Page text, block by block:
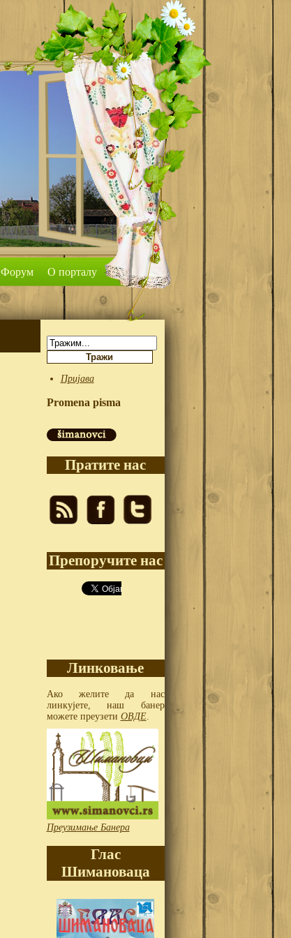
Форум О порталу
Пријава
Promena pisma
Пратите нас
Препоручите нас
Линковање
Ако желите да нас
линкујете, наш банер
можете преузети ОВДЕ.
Преузимање Банера
Глас
Шимановаца